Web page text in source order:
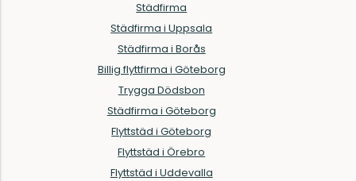
Städfirma
Städfirma i Uppsala
Städfirma i Borås
Billig flyttfirma i Göteborg
Trygga Dödsbon
Städfirma i Göteborg
Flyttstäd i Göteborg
Flyttstäd i Örebro
Flyttstäd i Uddevalla